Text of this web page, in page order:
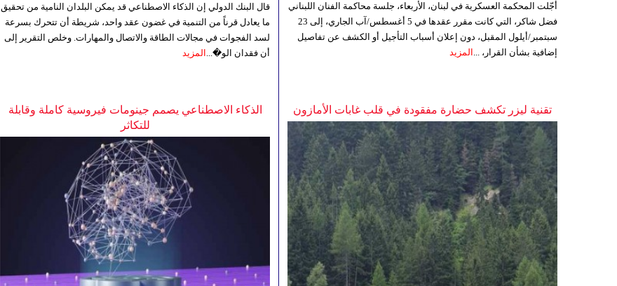
قال البنك الدولي إن الذكاء الاصطناعي قد يمكن البلدان النامية من تحقيق
ما يعادل قرناً من التنمية في غضون عقد واحد، شريطة أن تتحرك بسرعة
لسد الفجوات في مجالات الطاقة والاتصال والمهارات. وخلص التقرير إلى
أن فقدان الو�... المزيد
أجّلت المحكمة العسكرية في لبنان، الأربعاء، جلسة محاكمة الفنان اللبناني
فضل شاكر، التي كانت مقرر عقدها في 5 أغسطس/آب الجاري، إلى 23
سبتمبر/أيلول المقبل، دون إعلان أسباب التأجيل أو الكشف عن تفاصيل
إضافية بشأن القرار، ... المزيد
الذكاء الاصطناعي يصمم جينومات فيروسية كاملة وقابلة
للتكاثر
تقنية ليزر تكشف حضارة مفقودة في قلب غابات الأمازون